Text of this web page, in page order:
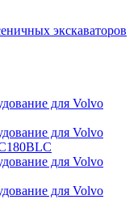
экскаваторов
для Volvo
для Volvo
для Volvo
для Volvo